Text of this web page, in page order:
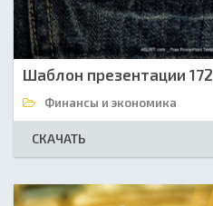
Шаблон презентации 172
Финансы и экономика
СКАЧАТЬ